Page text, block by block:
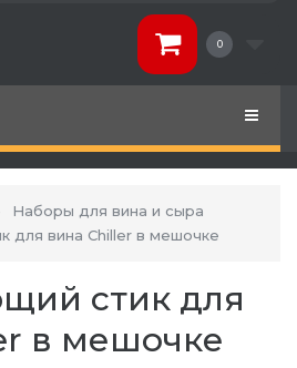
0
Наборы для вина и сыра
для вина Chiller в мешочке
стик для
в мешочке